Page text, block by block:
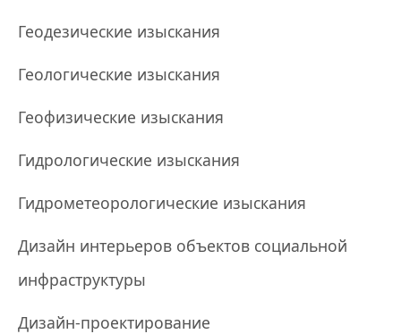
Геодезические изыскания
Геологические изыскания
Геофизические изыскания
Гидрологические изыскания
Гидрометеорологические изыскания
Дизайн интерьеров объектов социальной
инфраструктуры
Дизайн-проектирование